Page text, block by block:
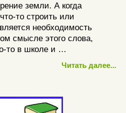
земли. А когда
то строить или
необходимость
смысле этого слова,
то в школе и …
Читать далее...